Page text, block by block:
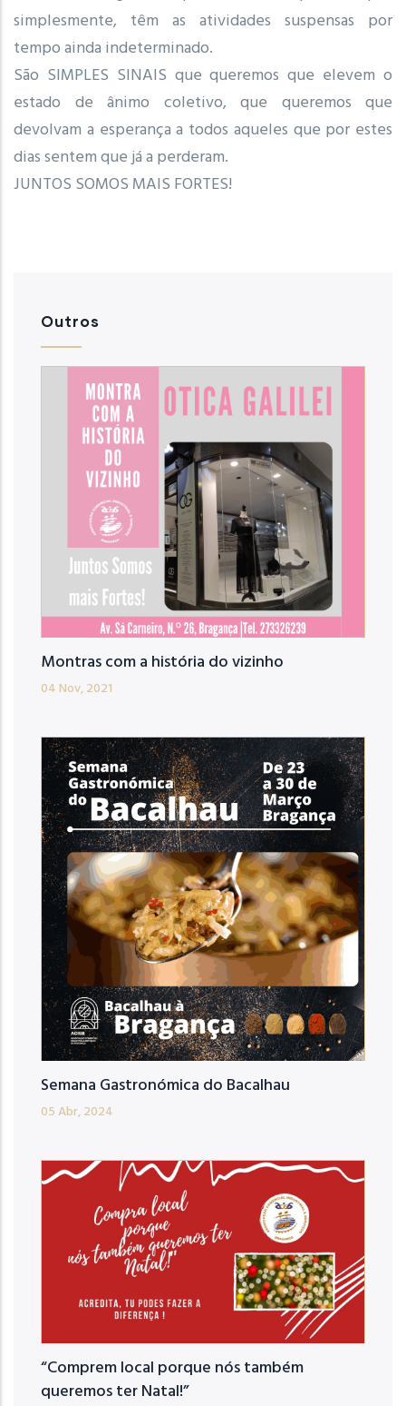
simplesmente, têm as atividades suspensas por
tempo ainda indeterminado.
São SIMPLES SINAIS que queremos que elevem o
estado de ânimo coletivo, que queremos que
devolvam a esperança a todos aqueles que por estes
dias sentem que já a perderam.
JUNTOS SOMOS MAIS FORTES!
Outros
Montras com a história do vizinho
04 Nov, 2021
Semana Gastronómica do Bacalhau
05 Abr, 2024
“Comprem local porque nós também
queremos ter Natal!”